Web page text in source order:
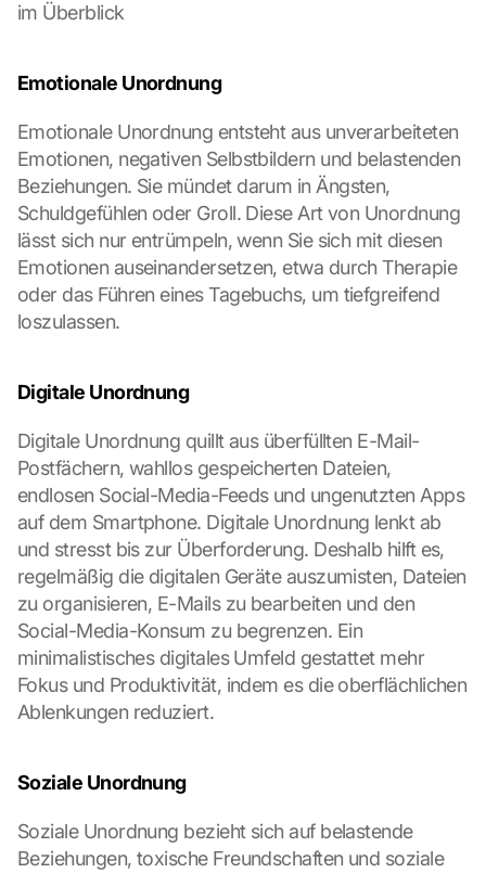
im Überblick
Emotionale Unordnung
Emotionale Unordnung entsteht aus unverarbeiteten
Emotionen, negativen Selbstbildern und belastenden
Beziehungen. Sie mündet darum in Ängsten,
Schuldgefühlen oder Groll. Diese Art von Unordnung
lässt sich nur entrümpeln, wenn Sie sich mit diesen
Emotionen auseinandersetzen, etwa durch Therapie
oder das Führen eines Tagebuchs, um tiefgreifend
loszulassen.
Digitale Unordnung
Digitale Unordnung quillt aus überfüllten E-Mail-
Postfächern, wahllos gespeicherten Dateien,
endlosen Social-Media-Feeds und ungenutzten Apps
auf dem Smartphone. Digitale Unordnung lenkt ab
und stresst bis zur Überforderung. Deshalb hilft es,
regelmäßig die digitalen Geräte auszumisten, Dateien
zu organisieren, E-Mails zu bearbeiten und den
Social-Media-Konsum zu begrenzen. Ein
minimalistisches digitales Umfeld gestattet mehr
Fokus und Produktivität, indem es die oberflächlichen
Ablenkungen reduziert.
Soziale Unordnung
Soziale Unordnung bezieht sich auf belastende
Beziehungen, toxische Freundschaften und soziale